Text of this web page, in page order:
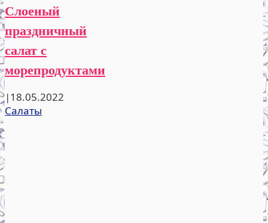
Слоеный
праздничный
салат с
морепродуктами
|18.05.2022
Салаты